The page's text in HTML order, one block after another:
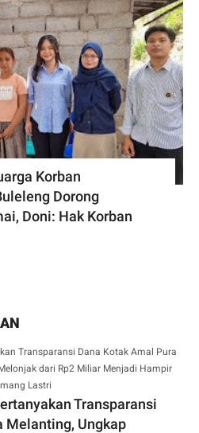
Korban
Dorong
Doni: Hak Korban
Transparansi
Melanting, Ungkap